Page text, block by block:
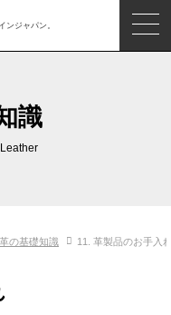
ンジャパン。
識
革の基礎知識 11. 革製品のお手入